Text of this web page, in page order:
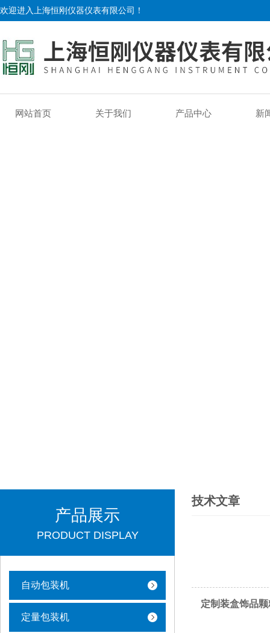
欢迎进入上海恒刚仪器仪表有限公司！
网站首页 关于我们 产品中心 新
产品展示
PRODUCT DISPLAY
自动包装机
定量包装机
技术文章
定制装盒饰品